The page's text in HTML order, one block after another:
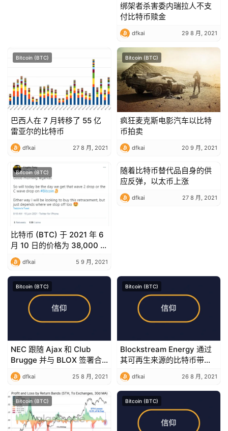
绑架者杀害委内瑞拉人不支
付比特币赎金
dfkai 29 8 月, 2021
Bitcoin (BTC)
巴西人在 7 月转移了 55 亿
雷亚尔的比特币
dfkai 27 8 月, 2021
Bitcoin (BTC)
疯狂麦克斯电影汽车以比特
币拍卖
dfkai 20 9 月, 2021
Bitcoin (BTC)
比特币 (BTC) 于 2021 年 6
月 10 日的价格为 38,000 美
元 – 销售猎人的肮脏日子
dfkai 5 9 月, 2021
Bitcoin (BTC)
随着比特币替代品自身的供
应反弹，以太币上涨
dfkai 27 8 月, 2021
Bitcoin (BTC)
NEC 跟随 Ajax 和 Club
Brugge 并与 BLOX 签署合
作协议，获得比特币报酬
dfkai 25 8 月, 2021
Bitcoin (BTC)
Blockstream Energy 通过
其可再生来源的比特币带来
革命
dfkai 26 8 月, 2021
Bitcoin (BTC) Bitcoin (BTC)